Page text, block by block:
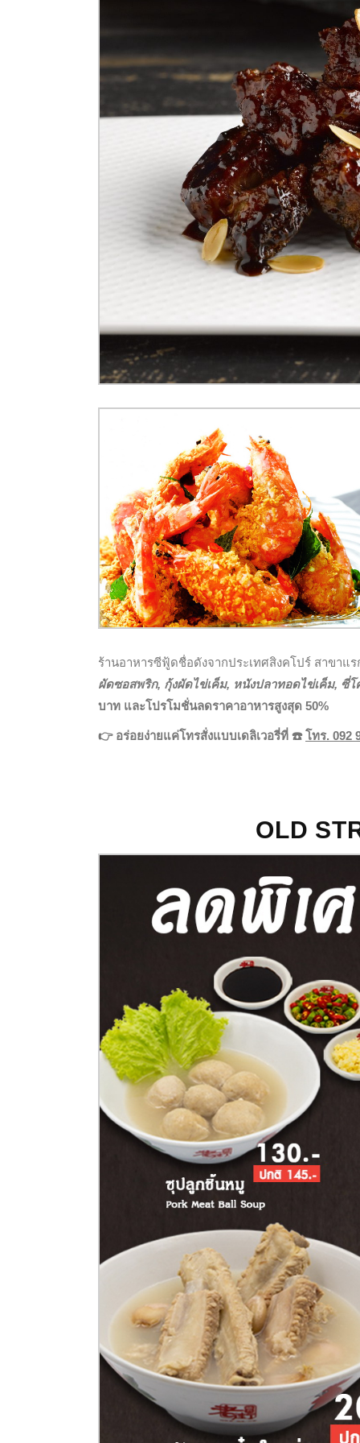
ร้านอาหารซีฟู้ดชื่อดังจากประเทศสิงคโปร์ สาขาแ
ผัดซอสพริก, กุ้งผัดไข่เค็ม, หนังปลาทอดไข่เค็ม, ซี่
บาท และโปรโมชั่นลดราคาอาหารสูงสุด 50%
👉 อร่อยง่ายแค่โทรสั่งแบบเดลิเวอรี่ที่ ☎️โทร. 092
OLD